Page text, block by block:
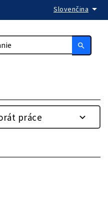
Slovenčina arrow_drop_down
search
práce